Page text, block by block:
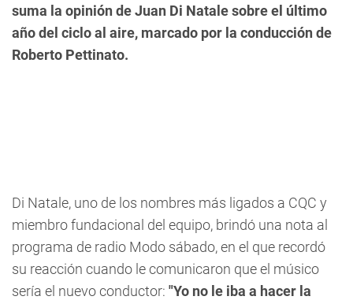
suma la opinión de Juan Di Natale sobre el último
año del ciclo al aire, marcado por la conducción de
Roberto Pettinato.
Di Natale, uno de los nombres más ligados a CQC y
miembro fundacional del equipo, brindó una nota al
programa de radio Modo sábado, en el que recordó
su reacción cuando le comunicaron que el músico
sería el nuevo conductor: "Yo no le iba a hacer la